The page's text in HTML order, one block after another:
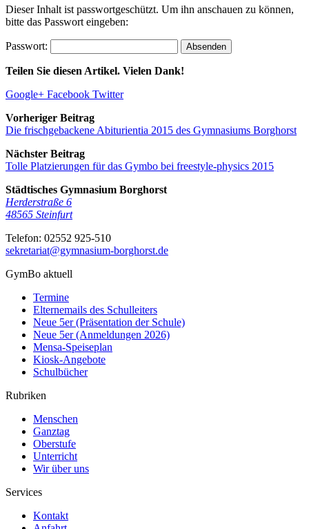
Dieser Inhalt ist passwortgeschützt. Um ihn anschauen zu können,
bitte das Passwort eingeben:
Passwort:
Teilen Sie diesen Artikel. Vielen Dank!
Google+ Facebook Twitter
Vorheriger Beitrag
Die frischgebackene Abiturientia 2015 des Gymnasiums Borghorst
Nächster Beitrag
Tolle Platzierungen für das Gymbo bei freestyle-physics 2015
Städtisches Gymnasium Borghorst
Herderstraße 6
48565 Steinfurt
Telefon: 02552 925-510
sekretariat@gymnasium-borghorst.de
GymBo aktuell
Termine
Elternemails des Schulleiters
Neue 5er (Präsentation der Schule)
Neue 5er (Anmeldungen 2026)
Mensa-Speiseplan
Kiosk-Angebote
Schulbücher
Rubriken
Menschen
Ganztag
Oberstufe
Unterricht
Wir über uns
Services
Kontakt